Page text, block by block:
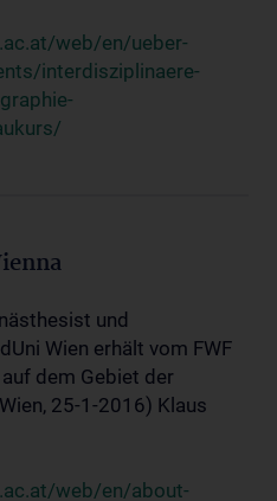
web/en/ueber-
interdisziplinaere-
und
Wien erhält vom FWF
dem Gebiet der
25-1-2016) Klaus
web/en/about-